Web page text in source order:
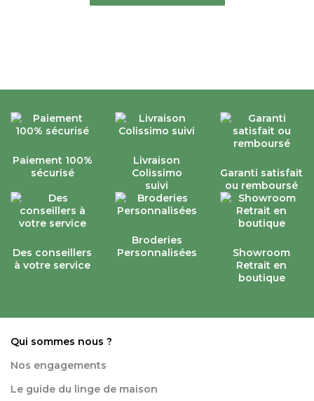
Paiement 100%
sécurisé
Livraison
Colissimo
suivi
Garanti satisfait
ou remboursé
Des conseillers
à votre service
Broderies
Personnalisées
Showroom
Retrait en
boutique
Qui sommes nous ?
Nos engagements
Le guide du linge de maison